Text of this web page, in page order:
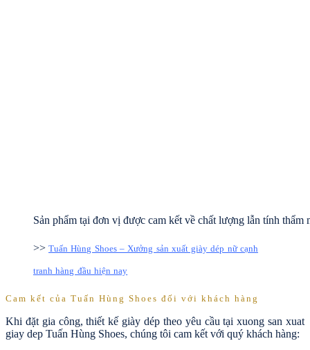
Sản phẩm tại đơn vị được cam kết về chất lượng lẫn tính thẩm
>> Tuấn Hùng Shoes – Xưởng sản xuất giày dép nữ cạnh
tranh hàng đầu hiện nay
Cam kết của Tuấn Hùng Shoes đối với khách hàng
Khi đặt gia công, thiết kế giày dép theo yêu cầu tại xuong san xuat
giay dep Tuấn Hùng Shoes, chúng tôi cam kết với quý khách hàng: